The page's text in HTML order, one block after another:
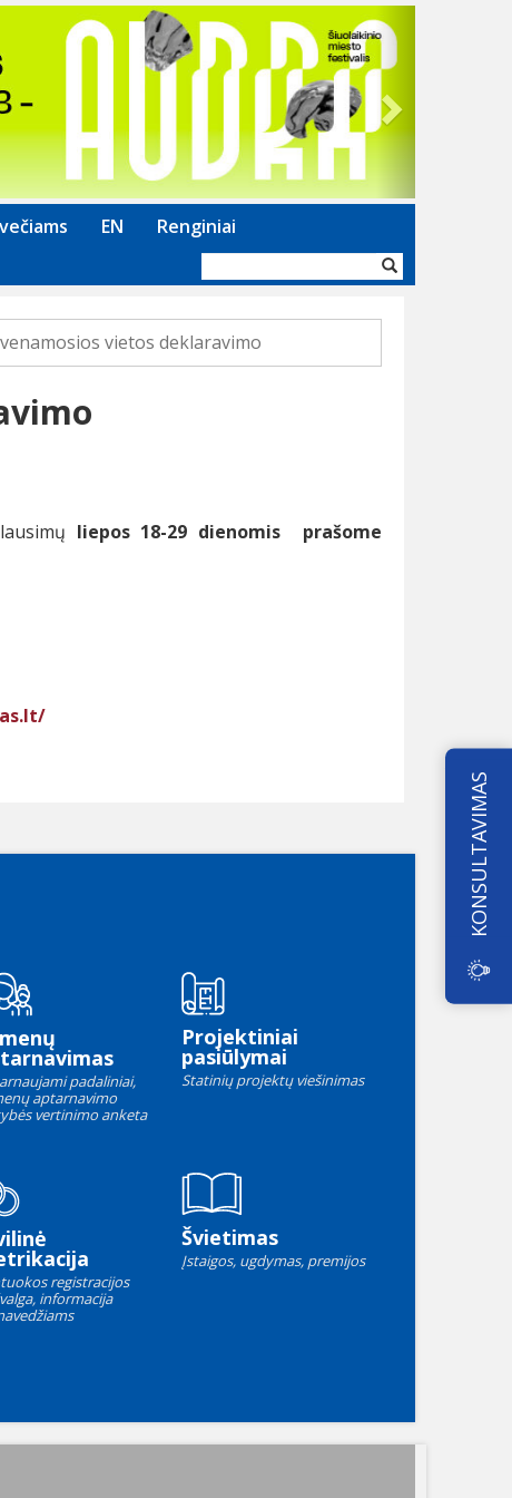
EN Renginiai
forma
vietos deklaravimo
liepos 18-29 dienomis prašome
padaliniai,
aptarnavimo
vertinimo anketa
Projektiniai
pasiūlymai
Statinių projektų viešinimas
registracijos
informacija
Švietimas
Įstaigos, ugdymas, premijos
KONSULTAVIMAS